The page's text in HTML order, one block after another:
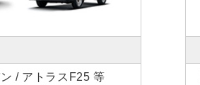
/ アトラスF25 等